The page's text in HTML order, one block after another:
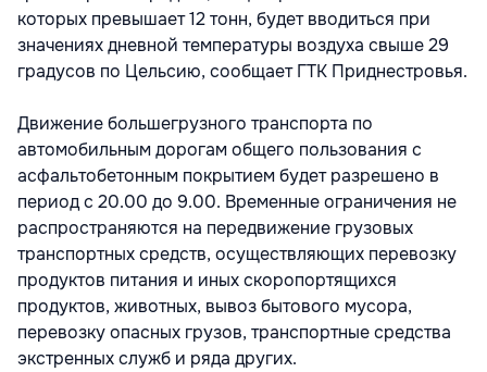
которых превышает 12 тонн, будет вводиться при
значениях дневной температуры воздуха свыше 29
градусов по Цельсию, сообщает ГТК Приднестровья.
Движение большегрузного транспорта по
автомобильным дорогам общего пользования с
асфальтобетонным покрытием будет разрешено в
период с 20.00 до 9.00. Временные ограничения не
распространяются на передвижение грузовых
транспортных средств, осуществляющих перевозку
продуктов питания и иных скоропортящихся
продуктов, животных, вывоз бытового мусора,
перевозку опасных грузов, транспортные средства
экстренных служб и ряда других.